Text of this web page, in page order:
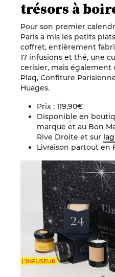
trésors à
Pour son premier
Paris a mis les petits
coffret, entièrement
17 infusions et thé, une
cerisier, mais
Plaq, Confiture
Huages.
Prix : 119,90€
Disponible en
marque et au Bon
Rive Droite et sur
Livraison partout en